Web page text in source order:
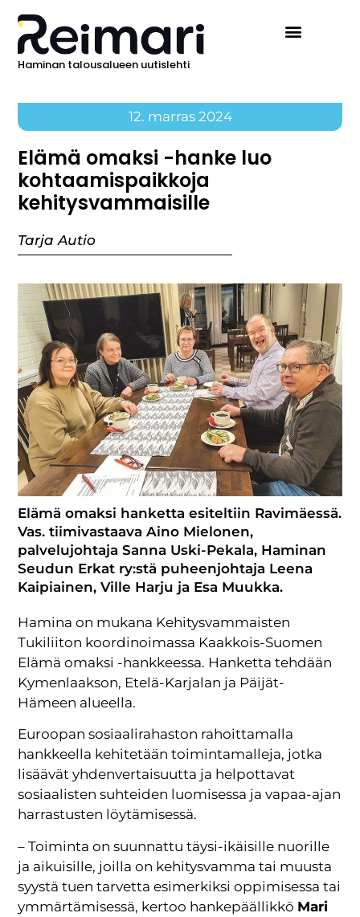
Haminan talousalueen uutislehti
12. marras 2024
Elämä omaksi -hanke luo
kohtaamispaikkoja
kehitysvammaisille
Tarja Autio
Elämä omaksi hanketta esiteltiin Ravimäessä.
Vas. tiimivastaava Aino Mielonen,
palvelujohtaja Sanna Uski-Pekala, Haminan
Seudun Erkat ry:stä puheenjohtaja Leena
Kaipiainen, Ville Harju ja Esa Muukka.
Hamina on mukana Kehitysvammaisten
Tukiliiton koordinoimassa Kaakkois-Suomen
Elämä omaksi -hankkeessa. Hanketta tehdään
Kymenlaakson, Etelä-Karjalan ja Päijät-
Hämeen alueella.
Euroopan sosiaalirahaston rahoittamalla
hankkeella kehitetään toimintamalleja, jotka
lisäävät yhdenvertaisuutta ja helpottavat
sosiaalisten suhteiden luomisessa ja vapaa-ajan
harrastusten löytämisessä.
– Toiminta on suunnattu täysi-ikäisille nuorille
ja aikuisille, joilla on kehitysvamma tai muusta
syystä tuen tarvetta esimerkiksi oppimisessa tai
ymmärtämisessä, kertoo hankepäällikkö Mari